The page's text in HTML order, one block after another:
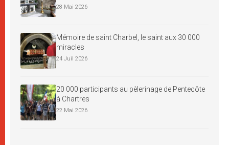
28 Mai 2026
Mémoire de saint Charbel, le saint aux 30 000
miracles
24 Juil 2026
20 000 participants au pèlerinage de Pentecôte
à Chartres
22 Mai 2026